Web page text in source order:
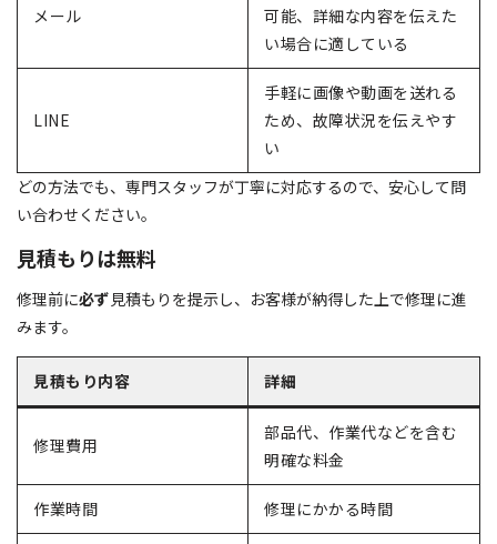
メール
可能、詳細な内容を伝えた
い場合に適している
LINE
手軽に画像や動画を送れる
ため、故障状況を伝えやす
い
どの方法でも、専門スタッフが丁寧に対応するので、安心して問
い合わせください。
見積もりは無料
修理前に必ず見積もりを提示し、お客様が納得した上で修理に進
みます。
見積もり内容 詳細
修理費用
部品代、作業代などを含む
明確な料金
作業時間 修理にかかる時間